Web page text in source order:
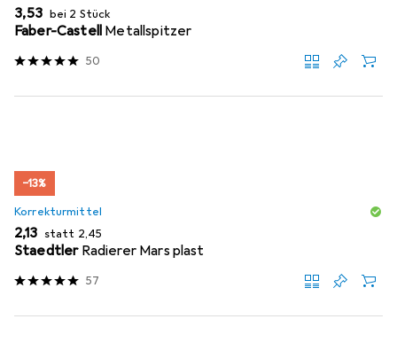
EUR
3,53 bei 2 Stück
Faber-Castell Metallspitzer
50
−13%
Korrekturmittel
EUR
2,13 statt EUR
2,45
Staedtler Radierer Mars plast
57